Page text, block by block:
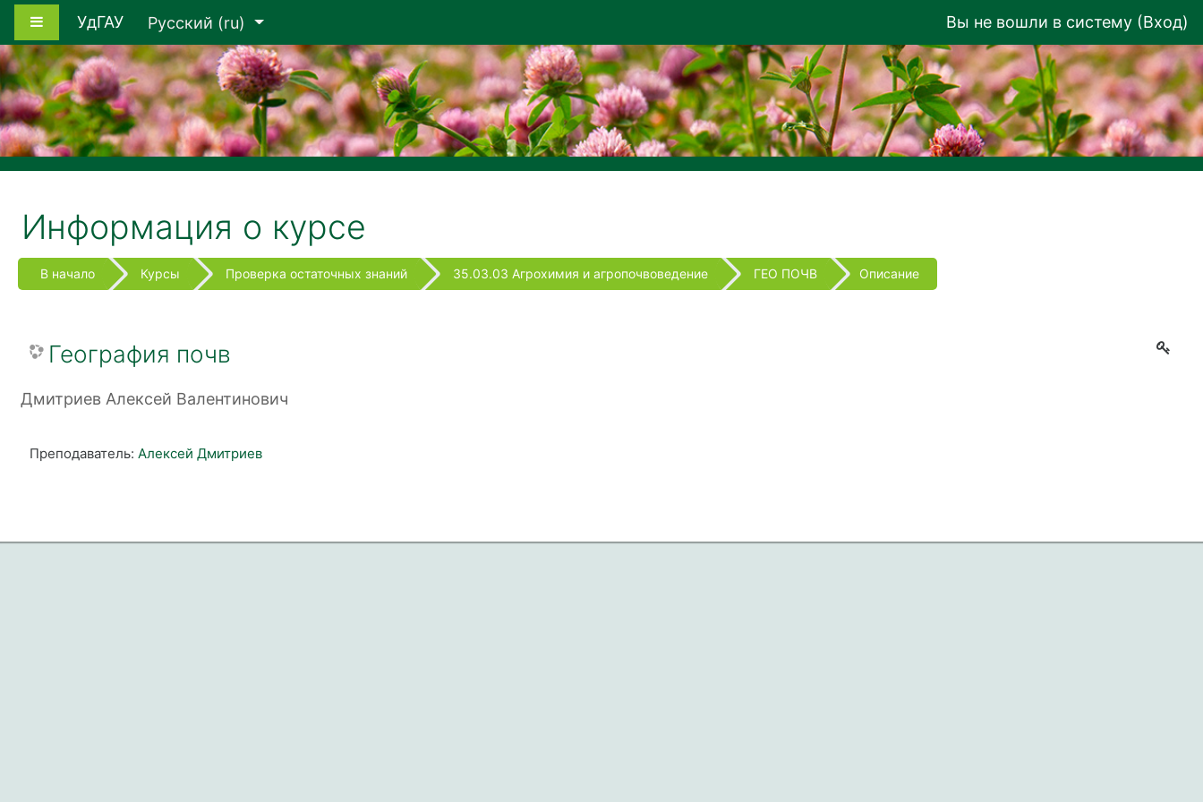
Перейти к основному содержанию
Боковая панель
УдГАУ Русский ‎(ru)‎ Вы не вошли в систему (Вход)
Информация о курсе
В начало Курсы Проверка остаточных знаний 35.03.03 Агрохимия и агропочвоведение ГЕО ПОЧВ Описание
География почв
Дмитриев Алексей Валентинович
Преподаватель: Алексей Дмитриев